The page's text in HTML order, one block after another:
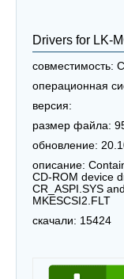
Drivers for LK-
совместимость:
операционная
версия:
размер файла:
обновление:
описание:
CD-ROM device
CR_ASPI.SYS
MKESCSI2.FLT
скачали: 15424